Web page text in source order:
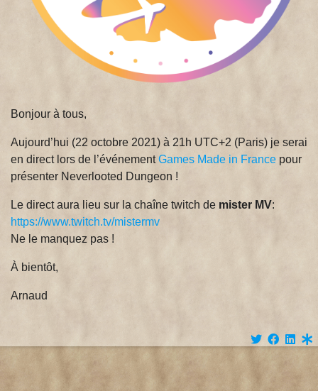
Bonjour à tous,
Aujourd’hui (22 octobre 2021) à 21h UTC+2 (Paris) je serai
en direct lors de l’événementGames Made in France pour
présenter Neverlooted Dungeon !
Le direct aura lieu sur la chaîne twitch de mister MV:
https://www.twitch.tv/mistermv
Ne le manquez pas !
À bientôt,
Arnaud